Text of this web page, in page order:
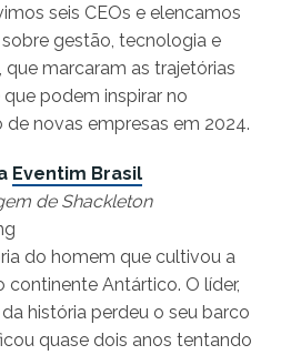
seis CEOs e elencamos
gestão, tecnologia e
marcaram as trajetórias
podem inspirar no
novas empresas em 2024.
Eventim Brasil
de Shackleton
do homem que cultivou a
continente Antártico. O líder,
história perdeu o seu barco
quase dois anos tentando